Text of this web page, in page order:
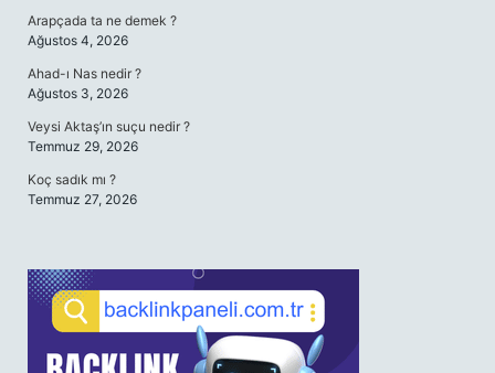
Arapçada ta ne demek ?
Ağustos 4, 2026
Ahad-ı Nas nedir ?
Ağustos 3, 2026
Veysi Aktaş’ın suçu nedir ?
Temmuz 29, 2026
Koç sadık mı ?
Temmuz 27, 2026